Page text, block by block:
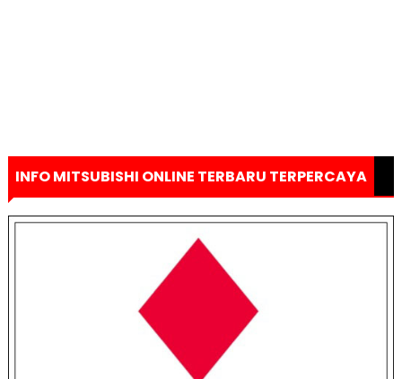
INFO MITSUBISHI ONLINE TERBARU TERPERCAYA